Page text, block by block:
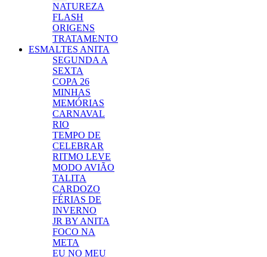
NATUREZA
FLASH
ORIGENS
TRATAMENTO
ESMALTES ANITA
SEGUNDA A
SEXTA
COPA 26
MINHAS
MEMÓRIAS
CARNAVAL
RIO
TEMPO DE
CELEBRAR
RITMO LEVE
MODO AVIÃO
TALITA
CARDOZO
FÉRIAS DE
INVERNO
JR BY ANITA
FOCO NA
META
EU NO MEU